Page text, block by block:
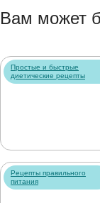
Вам может
Простые и быстрые
диетические рецепты
Рецепты правильного
питания